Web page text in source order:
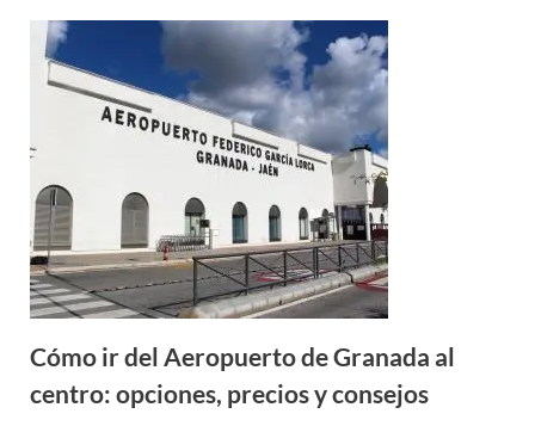
Cómo ir del Aeropuerto de Granada al
centro: opciones, precios y consejos